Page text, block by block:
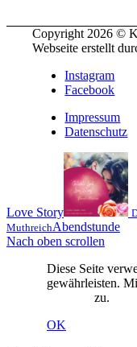
Copyright 2026 ©
Webseite erstellt
Instagram
Facebook
Impressum
Datenschutz
Love Story
MuthreichAbendstunde
Nach oben scrollen
Diese Seite
gewährleisten.
zu.
OK